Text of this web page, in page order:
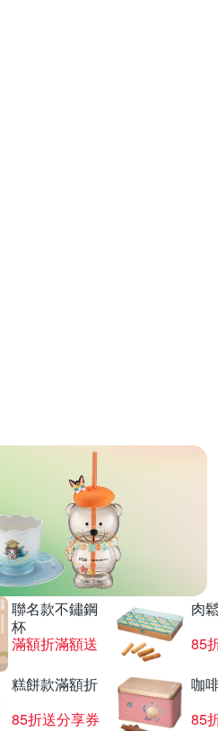
聯名款不鏽鋼
杯
滿額折滿額送
肉
85
糕餅款滿額折
85折送分享券
咖
85